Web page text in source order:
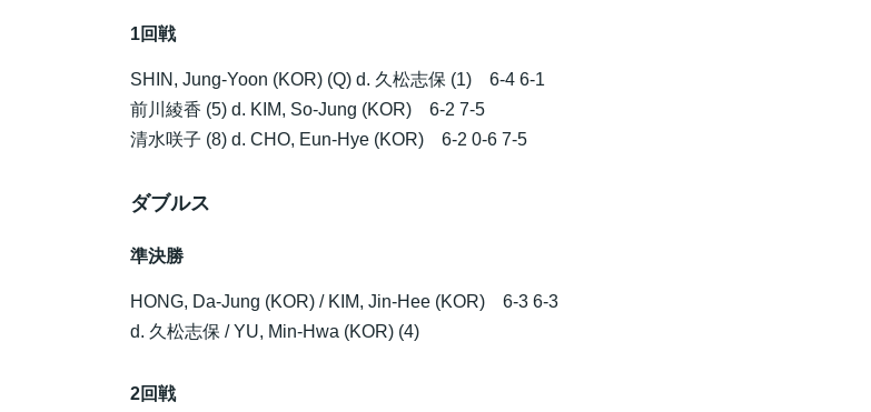
1回戦
SHIN, Jung-Yoon (KOR) (Q) d. 久松志保 (1) 6-4 6-1
前川綾香 (5) d. KIM, So-Jung (KOR) 6-2 7-5
清水咲子 (8) d. CHO, Eun-Hye (KOR) 6-2 0-6 7-5
ダブルス
準決勝
HONG, Da-Jung (KOR) / KIM, Jin-Hee (KOR) 6-3 6-3
d. 久松志保 / YU, Min-Hwa (KOR) (4)
2回戦